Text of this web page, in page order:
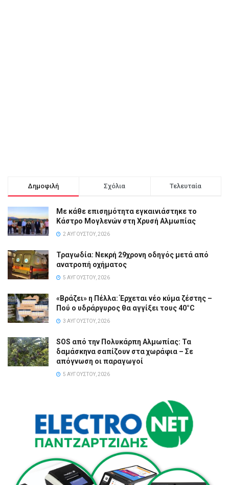
Δημοφιλή Σχόλια Τελευταία
Με κάθε επισημότητα εγκαινιάστηκε το
Κάστρο Μογλενών στη Χρυσή Αλμωπίας
2 ΑΥΓΟΎΣΤΟΥ, 2026
Τραγωδία: Νεκρή 29χρονη οδηγός μετά από
ανατροπή οχήματος
5 ΑΥΓΟΎΣΤΟΥ, 2026
«Βράζει» η Πέλλα: Έρχεται νέο κύμα ζέστης –
Πού ο υδράργυρος θα αγγίξει τους 40°C
3 ΑΥΓΟΎΣΤΟΥ, 2026
SOS από την Πολυκάρπη Αλμωπίας: Τα
δαμάσκηνα σαπίζουν στα χωράφια – Σε
απόγνωση οι παραγωγοί
5 ΑΥΓΟΎΣΤΟΥ, 2026